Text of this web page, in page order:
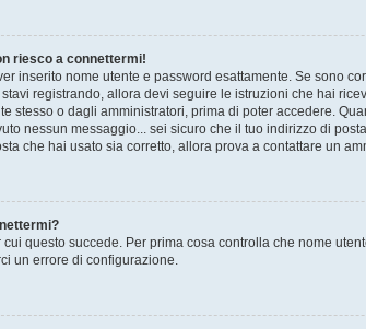
riesco a connettermi!
inserito nome utente e password esattamente. Se sono
registrando, allora devi seguire le istruzioni che hai
stesso o dagli amministratori, prima di poter accedere.
nessun messaggio... sei sicuro che il tuo indirizzo di
che hai usato sia corretto, allora prova a contattare un
questo succede. Per prima cosa controlla che nome
un errore di configurazione.